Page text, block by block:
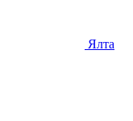
Ялта